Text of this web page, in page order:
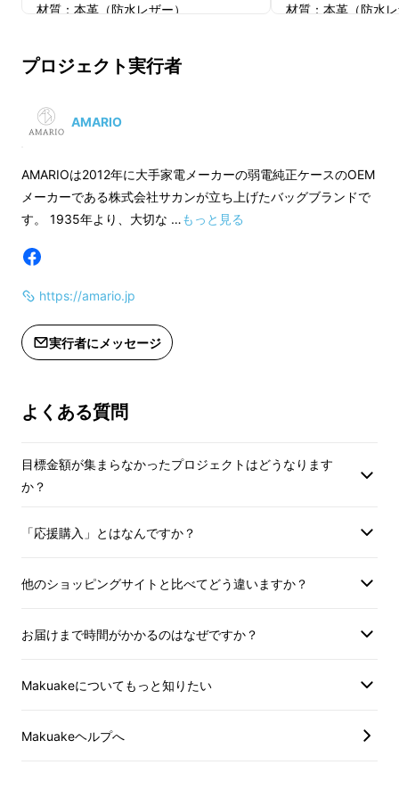
ケースメーカーとして長年培ってきた経験を活
計測し、内部からバッグ全体のサイジングを行
なっています。
- 雨の日でも気にせず使えるレザーバッグ -
材質：本革（防水レザー）
※仕様・デザインについては予告なく
材質：本革（防水
プロジェクト実行者
AMARIO
AMARIOは2012年に大手家電メーカーの弱電純正ケースのOEM
メーカーである株式会社サカンが立ち上げたバッグブランドで
す。 1935年より、大切な …もっと見る
https://amario.jp
実行者にメッセージ
よくある質問
目標金額が集まらなかったプロジェクトはどうなります
か？
「応援購入」とはなんですか？
他のショッピングサイトと比べてどう違いますか？
お届けまで時間がかかるのはなぜですか？
Makuakeについてもっと知りたい
Makuakeヘルプへ